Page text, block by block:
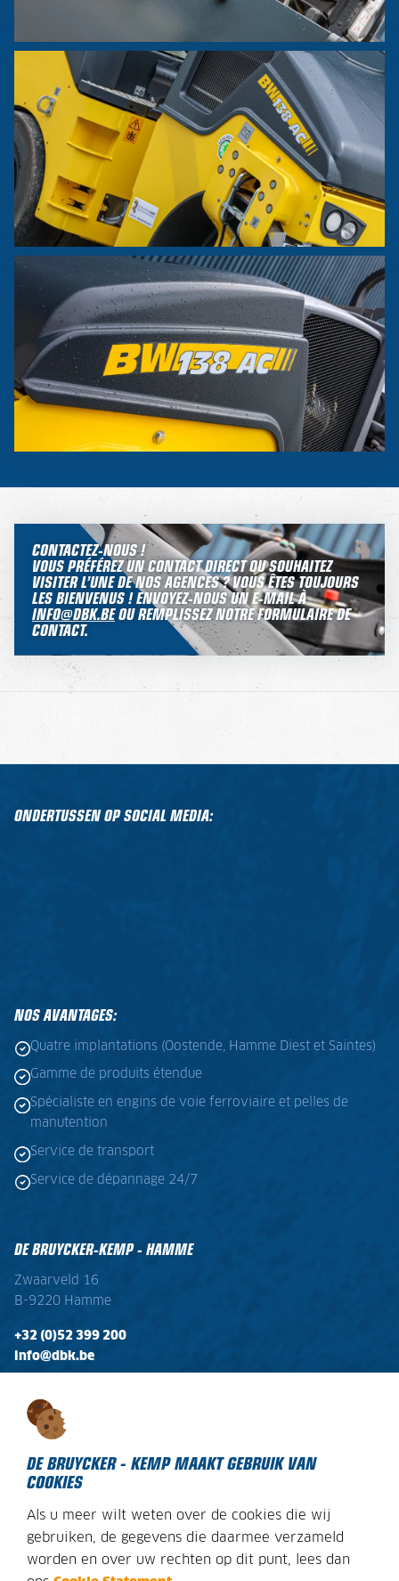
DE BRUYCKER - KEMP MAAKT GEBRUIK VAN
COOKIES
Als u meer wilt weten over de cookies die wij
gebruiken, de gegevens die daarmee verzameld
worden en over uw rechten op dit punt, lees dan
CONTACTEZ-NOUS !
VOUS PRÉFÉREZ UN CONTACT DIRECT OU SOUHAITEZ
VISITER L’UNE DE NOS AGENCES ? VOUS ÊTES TOUJOURS
LES BIENVENUS ! ENVOYEZ-NOUS UN E-MAIL À
INFO@DBK.BEOU REMPLISSEZ NOTRE FORMULAIRE DE
CONTACT.
ONDERTUSSEN OP SOCIAL MEDIA:
NOS AVANTAGES:
Quatre implantations (Oostende, Hamme Diest et Saintes)
Gamme de produits étendue
Spécialiste en engins de voie ferroviaire et pelles de
manutention
Service de transport
Service de dépannage 24/7
DE BRUYCKER-KEMP - HAMME
Zwaarveld 16
B-9220 Hamme
+32 (0)52 399 200
info@dbk.be
Ma - Vr:
DECLARATION SUR LES COOKIES
AVIS JURIDIQUE